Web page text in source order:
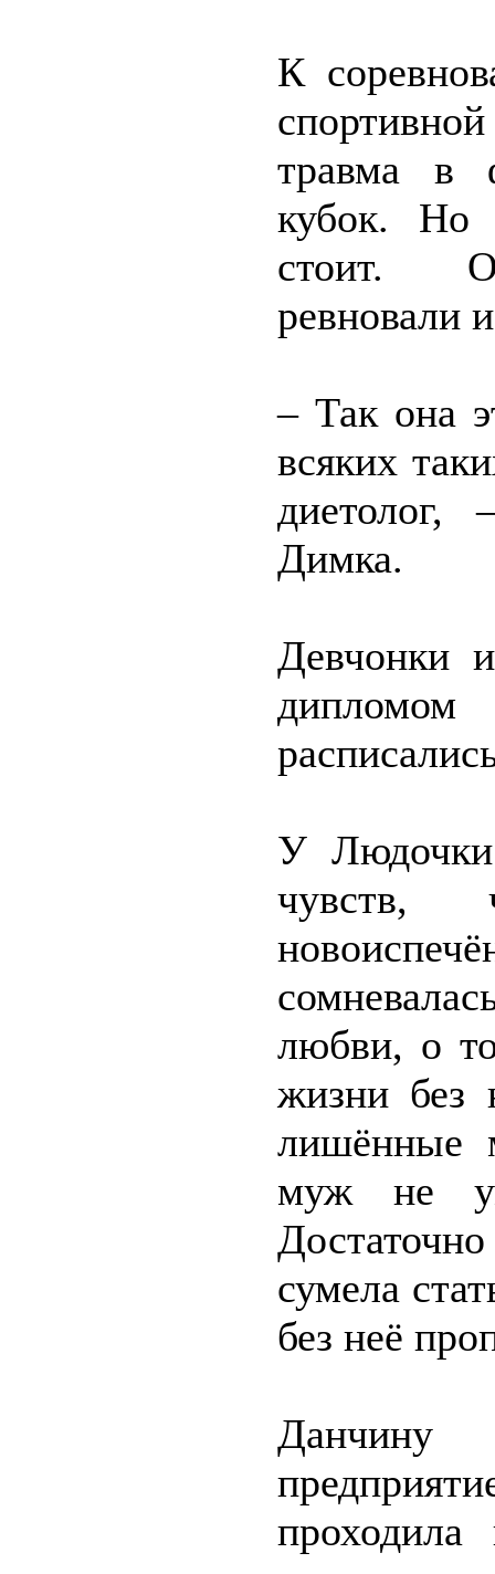
К
травма в
кубок. Но
стоит.
ревновали
– Так она
всяких
диетолог,
Димка.
Девчонки
У
любви, о
жизни без
лишённые
муж не
сумела
без неё
проходила